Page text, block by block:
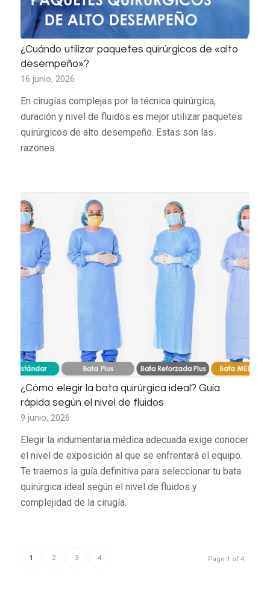
¿Cuándo utilizar paquetes quirúrgicos de «alto
desempeño»?
16 junio, 2026
En cirugías complejas por la técnica quirúrgica,
duración y nivel de fluidos es mejor utilizar paquetes
quirúrgicos de alto desempeño. Estas son las
razones.
¿Cómo elegir la bata quirúrgica ideal? Guía
rápida según el nivel de fluidos
9 junio, 2026
Elegir la indumentaria médica adecuada exige conocer
el nivel de exposición al que se enfrentará el equipo.
Te traemos la guía definitiva para seleccionar tu bata
quirúrgica ideal según el nivel de fluidos y
complejidad de la cirugía.
Page 1 of 4
1 2 3 4